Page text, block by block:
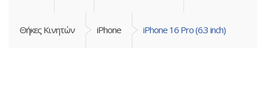
Θήκες Κινητών iPhone iPhone 16 Pro (6.3 inch)